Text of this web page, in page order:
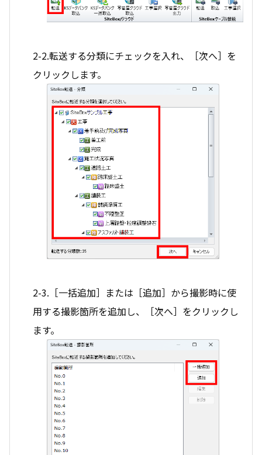
2-2.転送する分類にチェックを入れ、［次へ］を
クリックします。
2-3.［一括追加］または［追加］から撮影時に使
用する撮影箇所を追加し、［次へ］をクリックし
ます。